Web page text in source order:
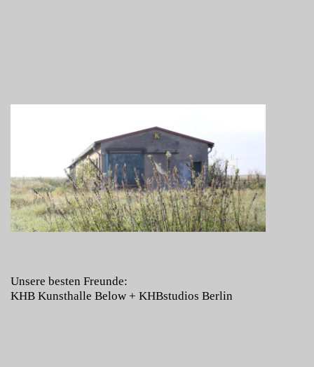
Unsere besten Freunde:
KHB Kunsthalle Below + KHBstudios Berlin